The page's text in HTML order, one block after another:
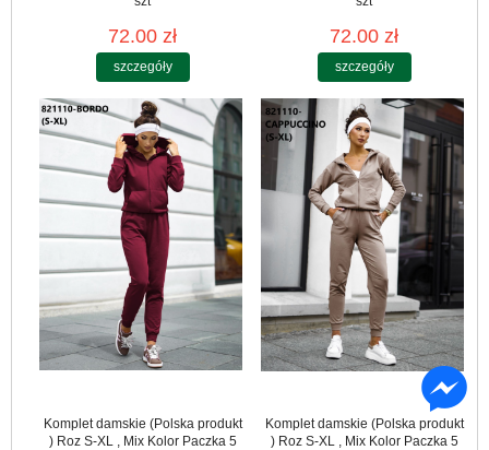
72.00 zł
szczegóły
72.00 zł
szczegóły
Komplet damskie (Polska produkt
) Roz S-XL , Mix Kolor Paczka 5
Komplet damskie (Polska produkt
) Roz S-XL , Mix Kolor Paczka 5